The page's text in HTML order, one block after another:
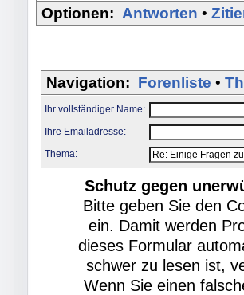
Optionen: Antworten •
Navigation: Forenliste •
Ihr vollständiger Name:
Ihre Emailadresse:
Thema:
Schutz gegen
Bitte geben Sie den
ein. Damit werden
dieses Formular
schwer zu lesen ist,
Wenn Sie einen